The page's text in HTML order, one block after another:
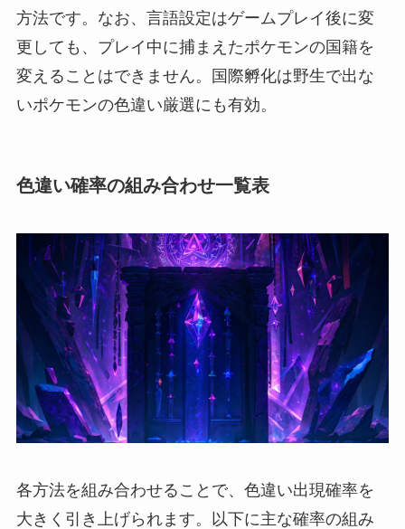
方法です。なお、言語設定はゲームプレイ後に変
更しても、プレイ中に捕まえたポケモンの国籍を
変えることはできません。国際孵化は野生で出な
いポケモンの色違い厳選にも有効。
色違い確率の組み合わせ一覧表
各方法を組み合わせることで、色違い出現確率を
大きく引き上げられます。以下に主な確率の組み